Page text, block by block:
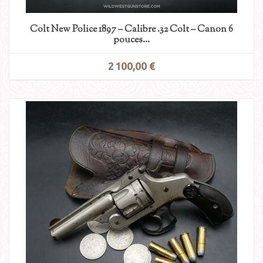
Colt New Police 1897 – Calibre .32 Colt – Canon 6
pouces...
2 100,00 €